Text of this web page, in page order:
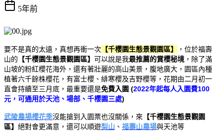
5年前
要不是真的太遠，真想再衝一次 【千櫻園生態景觀園區】
，位於福壽
山的 【千櫻園生態景觀園區】 可以說是我最推薦的賞櫻秘境 ，除了滿
山坡的粉紅櫻花海外，還有著壯麗的高山美景，腹地廣大，園區內種
植著六千餘株櫻花，有富士櫻、緋寒櫻及吉野櫻等，花期由二月初一
直會持續至三月底，最重要還是免費入園 (2022年起每人入園費100
元，可通用於天池、場部、千櫻園三處)
武陵農場櫻花季沒能搶到入園票也沒關係，來 【千櫻園生態景觀園
區】 絕對會更滿意，還可以順遊梨山 、 福壽山農場與天池等